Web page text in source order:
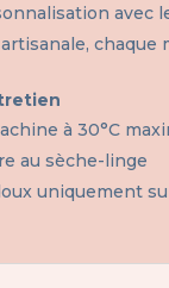
avec
chaque
à 30°C
au sèche-linge
uniquement